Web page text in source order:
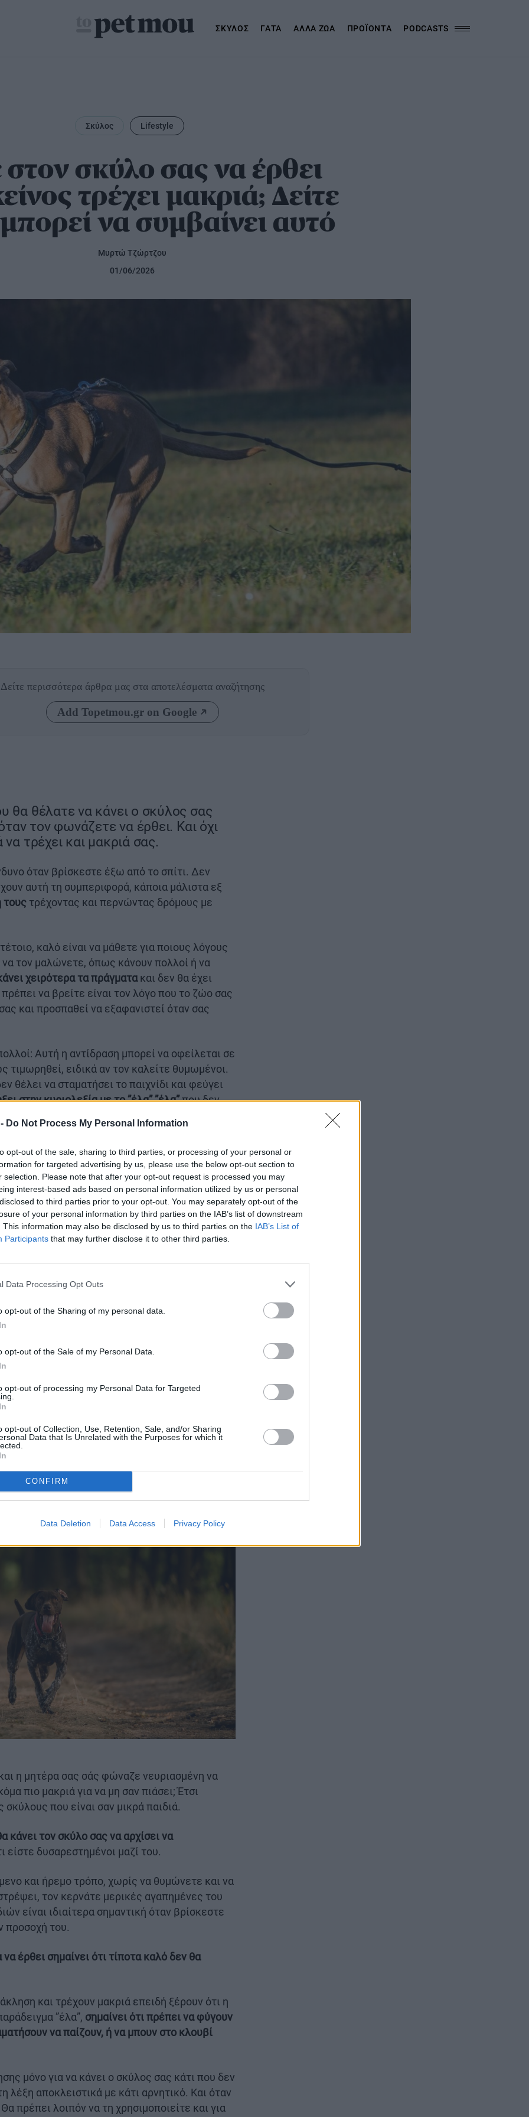
Do Not Process My Personal Information
opt-out of the sale, sharing to third parties, or processing of your personal or
for targeted advertising by us, please use the below opt-out section to
selection. Please note that after your opt-out request is processed you may
interest-based ads based on personal information utilized by us or personal
to third parties prior to your opt-out. You may separately opt-out of the
of your personal information by third parties on the IAB’s list of downstream
This information may also be disclosed by us to third parties on the IAB’s List of
Participants that may further disclose it to other third parties.
Data Processing Opt Outs
opt-out of the Sharing of my personal data.
opt-out of the Sale of my Personal Data.
opt-out of processing my Personal Data for Targeted
opt-out of Collection, Use, Retention, Sale, and/or Sharing
Data that Is Unrelated with the Purposes for which it
CONFIRM
Data Deletion Data Access Privacy Policy
ΣΚΥΛΟΣ ΓΑΤΑ ΑΛΛΑ ΖΩΑ ΠΡΟΪΟΝΤΑ PODCASTS
Lifestyle
Σκύλος
στον σκύλο σας να έρθει
τρέχει μακριά; Δείτε
μπορεί να συμβαίνει αυτό
Μυρτώ Τζώρτζου
01/06/2026
Δείτε περισσότερα άρθρα μας στα αποτελέσματα αναζήτησης
Add Topetmou.gr on Google
θα θέλατε να κάνει ο σκύλος σας
τον φωνάζετε να έρθει. Και όχι
τρέχει και μακριά σας.
όταν βρίσκεστε έξω από το σπίτι. Δεν
αυτή τη συμπεριφορά, κάποια μάλιστα εξ
τους τρέχοντας και περνώντας δρόμους με
καλό είναι να μάθετε για ποιους λόγους
να τον μαλώνετε, όπως κάνουν πολλοί ή να
χειρότερα τα πράγματακαι δεν θα έχει
να βρείτε είναι τον λόγο που το ζώο σας
και προσπαθεί να εξαφανιστεί όταν σας
Αυτή η αντίδραση μπορεί να οφείλεται σε
ειδικά αν τον καλείτε θυμωμένοι.
θέλει να σταματήσει το παιχνίδι και φεύγει
στην κυριολεξία με το ”έλα” ”έλα”που δεν
αιτίες
ακούει, ειδικά όταν είμαστε έξω,
εκείνος κάποια στιγμή πλησιάσει, εμείς να
ασκούν και βία, κάτι που είναι τελείως
έρθει σε εσάς, δεν θα του διδάξει τι
καταφέρετε είναι τις επόμενες φορές
σας. Γιατί ξέρει ότι θα είστε
και ότι τον περιμένει τιμωρία. Οπότε το
κάνετε, όσο και αν έχετε νευριάσει, είναι να
είναι ότι πίσω από αυτή τη συμπεριφορά
του ή η κακή εκπαίδευσή του. Για
κάποιου ειδικού,
να τον αμείβετε όταν σας ακούει με
επιστροφή του με κάτι καλό. Από τα πρώτα
ένας σκύλος είναι η ανάκληση.
η μητέρα σας σάς φώναζε νευριασμένη να
πιο μακριά για να μη σαν πιάσει; Έτσι
που είναι σαν μικρά παιδιά.
κάνει τον σκύλο σας να αρχίσει να
είστε δυσαρεστημένοι μαζί του.
και ήρεμο τρόπο, χωρίς να θυμώνετε και να
τον κερνάτε μερικές αγαπημένες του
είναι ιδιαίτερα σημαντική όταν βρίσκεστε
προσοχή του.
έρθει σημαίνει ότι τίποτα καλό δεν θα
και τρέχουν μακριά επειδή ξέρουν ότι η
”έλα”, σημαίνει ότι πρέπει να φύγουν
να παίζουν, ή να μπουν στο κλουβί
μόνο για να κάνει ο σκύλος σας κάτι που δεν
λέξη αποκλειστικά με κάτι αρνητικό. Και όταν
πρέπει λοιπόν να τη χρησιμοποιείτε και για